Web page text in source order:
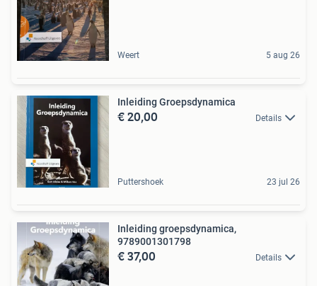
Weert 5 aug 26
Inleiding Groepsdynamica
€ 20,00 Details
Puttershoek 23 jul 26
Inleiding groepsdynamica,
9789001301798
€ 37,00 Details